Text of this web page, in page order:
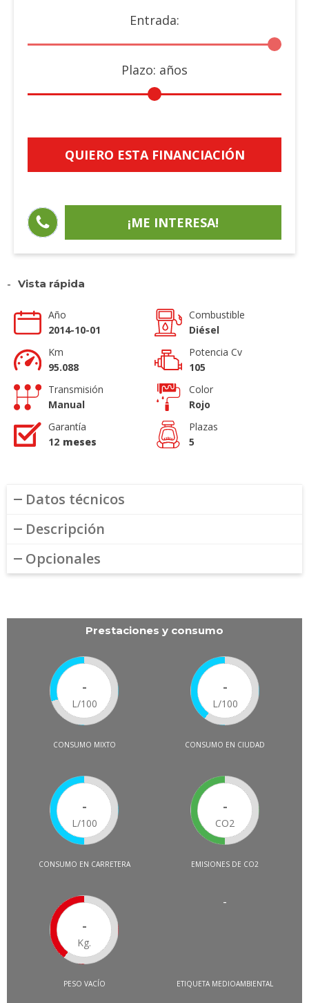
Entrada:
Plazo: años
QUIERO ESTA FINANCIACIÓN
¡ME INTERESA!
- Vista rápida
Año
2014-10-01
Km
95.088
Combustible
Diésel
Potencia Cv
105
Transmisión
Manual
Garantía
12 meses
Color
Rojo
Plazas
5
Datos técnicos
Descripción
Opcionales
Prestaciones y consumo
-
L/100
CONSUMO MIXTO
-
L/100
CONSUMO EN CIUDAD
-
L/100
CONSUMO EN CARRETERA
-
CO2
EMISIONES DE CO2
-
Kg.
PESO VACÍO
-
ETIQUETA MEDIOAMBIENTAL